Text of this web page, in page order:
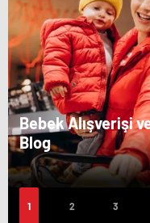
Bebek Alışverişi
Blog